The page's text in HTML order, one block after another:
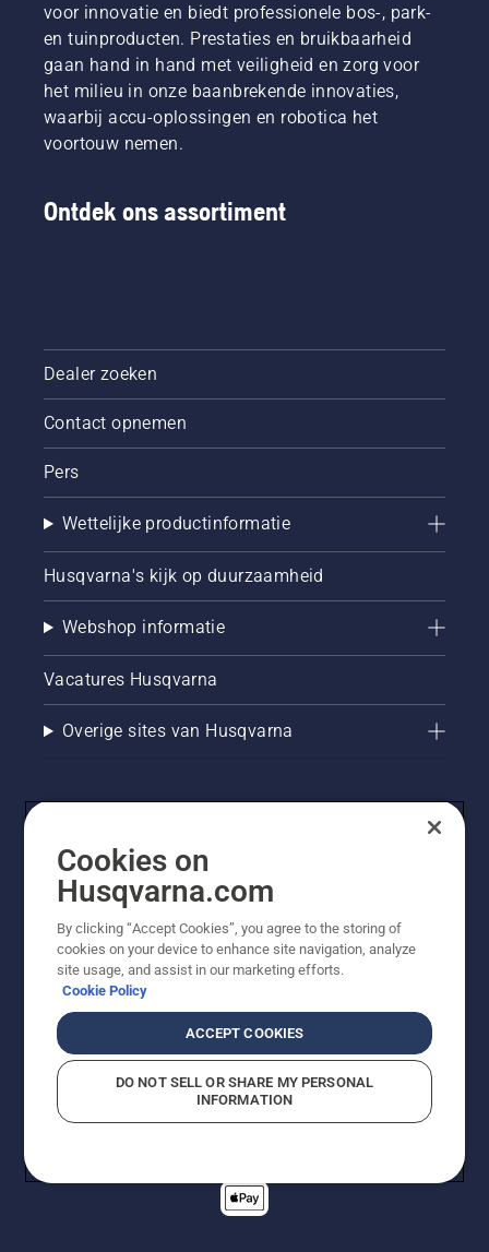
voor innovatie en biedt professionele bos-, park-
en tuinproducten. Prestaties en bruikbaarheid
gaan hand in hand met veiligheid en zorg voor
het milieu in onze baanbrekende innovaties,
waarbij accu-oplossingen en robotica het
voortouw nemen.
Ontdek ons assortiment
Dealer zoeken
Contact opnemen
Pers
Wettelijke productinformatie
Husqvarna's kijk op duurzaamheid
Webshop informatie
Vacatures Husqvarna
Overige sites van Husqvarna
© Husqvarna AB (publ). Alle rechten voorbehouden. De
getoonde prijzen zijn consumentenadviesprijzen. Alle
tenzij het product beschikbaar is voor directe aankoop.
Cookiebeleid
Imprint
Meld vermoedelijke schendingen
Cookies on
Husqvarna.com
By clicking “Accept Cookies”, you agree to the storing of
cookies on your device to enhance site navigation, analyze
site usage, and assist in our marketing efforts.
Cookie Policy
ACCEPT COOKIES
DO NOT SELL OR SHARE MY PERSONAL
INFORMATION